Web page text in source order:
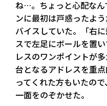
ね…。ちょっと心配なん
ンに最初は戸惑ったよ
バイスしていた。「右
スで左足にボールを置
レスのワンポイントが
台となるアドレスを重
ってくれた方もいたの
一面をのぞかせた。